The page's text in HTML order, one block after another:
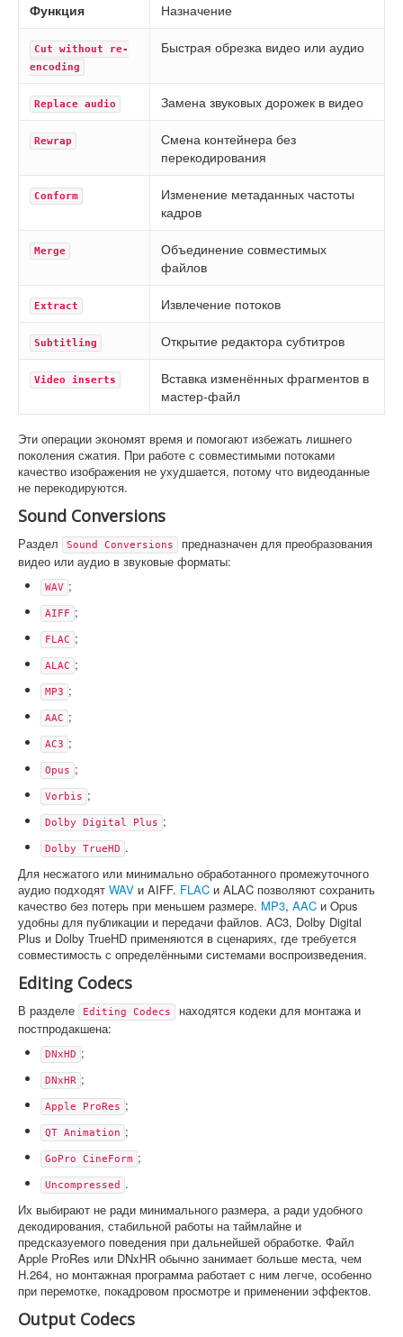
Функция Назначение
Cut without re-
encoding
Быстрая обрезка видео или аудио
Replace audio Замена звуковых дорожек в видео
Rewrap
Смена контейнера без
перекодирования
Conform
Изменение метаданных частоты
кадров
Merge
Объединение совместимых
файлов
Extract Извлечение потоков
Subtitling Открытие редактора субтитров
Video inserts
Вставка изменённых фрагментов в
мастер-файл
Эти операции экономят время и помогают избежать лишнего
поколения сжатия. При работе с совместимыми потоками
качество изображения не ухудшается, потому что видеоданные
не перекодируются.
Sound Conversions
Раздел Sound Conversions
предназначен для преобразования
видео или аудио в звуковые форматы:
WAV ;
AIFF ;
FLAC ;
ALAC ;
MP3 ;
AAC ;
AC3 ;
Opus ;
Vorbis ;
Dolby Digital Plus ;
Dolby TrueHD .
Для несжатого или минимально обработанного промежуточного
аудио подходят WAV и AIFF. FLAC и ALAC позволяют сохранить
качество без потерь при меньшем размере. MP3, AAC и Opus
удобны для публикации и передачи файлов. AC3, Dolby Digital
Plus и Dolby TrueHD применяются в сценариях, где требуется
совместимость с определёнными системами воспроизведения.
Editing Codecs
В разделе Editing Codecs
находятся кодеки для монтажа и
постпродакшена:
DNxHD ;
DNxHR ;
Apple ProRes ;
QT Animation ;
GoPro CineForm ;
Uncompressed
.
Их выбирают не ради минимального размера, а ради удобного
декодирования, стабильной работы на таймлайне и
предсказуемого поведения при дальнейшей обработке. Файл
Apple ProRes или DNxHR обычно занимает больше места, чем
H.264, но монтажная программа работает с ним легче, особенно
при перемотке, покадровом просмотре и применении эффектов.
Output Codecs